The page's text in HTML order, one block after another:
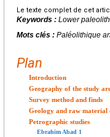
Le texte complet de cet
Keywords : Lower
Mots clés : Paléolithique
Plan
Introduction
Geography of the study
Survey method and finds
Geology and raw material
Petrographic studies
Ebrahim Abad 1